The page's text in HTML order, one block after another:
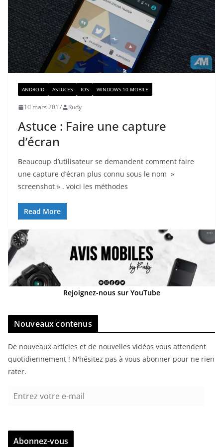
ANDROID ASTUCES IOS WINDOWS 10 MOBILE
10 mars 2017 Rudy
Astuce : Faire une capture
d’écran
Beaucoup d’utilisateur se demandent comment faire
une capture d’écran plus connu sous le nom »
screenshot » . voici les méthodes
Read More
Rejoignez-nous sur YouTube
Nouveaux contenus
De nouveaux articles et de nouvelles vidéos vous attendent
quotidiennement ! N'hésitez pas à vous abonner pour ne rien
rater.
r
Abonnez-vous